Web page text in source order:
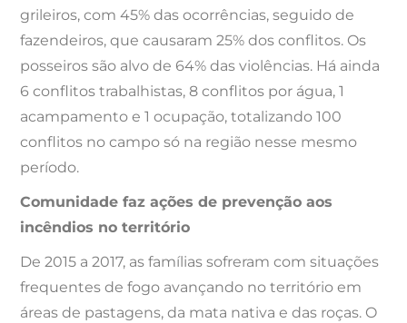
grileiros, com 45% das ocorrências, seguido de
fazendeiros, que causaram 25% dos conflitos. Os
posseiros são alvo de 64% das violências. Há ainda
6 conflitos trabalhistas, 8 conflitos por água, 1
acampamento e 1 ocupação, totalizando 100
conflitos no campo só na região nesse mesmo
período.
Comunidade faz ações de prevenção aos
incêndios no território
De 2015 a 2017, as famílias sofreram com situações
frequentes de fogo avançando no território em
áreas de pastagens, da mata nativa e das roças. O